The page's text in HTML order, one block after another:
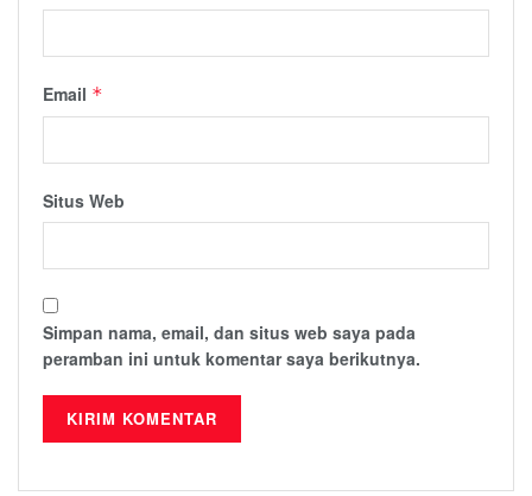
Email *
Situs Web
Simpan nama, email, dan situs web saya pada
peramban ini untuk komentar saya berikutnya.